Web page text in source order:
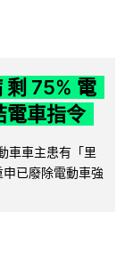
剩 75% 電
電車指令
車車主患有「里
已廢除電動車強